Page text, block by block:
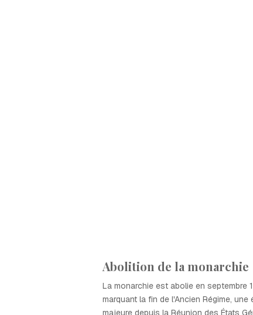
Abolition de la monarchie
La monarchie est abolie en septembre
marquant la fin de l'Ancien Régime, une
majeure depuis la Réunion des États